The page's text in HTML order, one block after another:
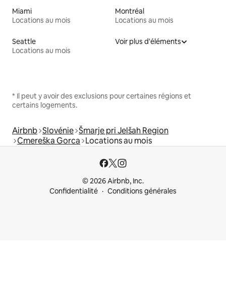
Miami
Locations au mois
Montréal
Locations au mois
Seattle
Locations au mois
Voir plus d'éléments
* Il peut y avoir des exclusions pour certaines régions et
certains logements.
Airbnb Slovénie Šmarje pri Jelšah Region
Cmereška Gorca Locations au mois
© 2026 Airbnb, Inc.
Confidentialité
Conditions générales